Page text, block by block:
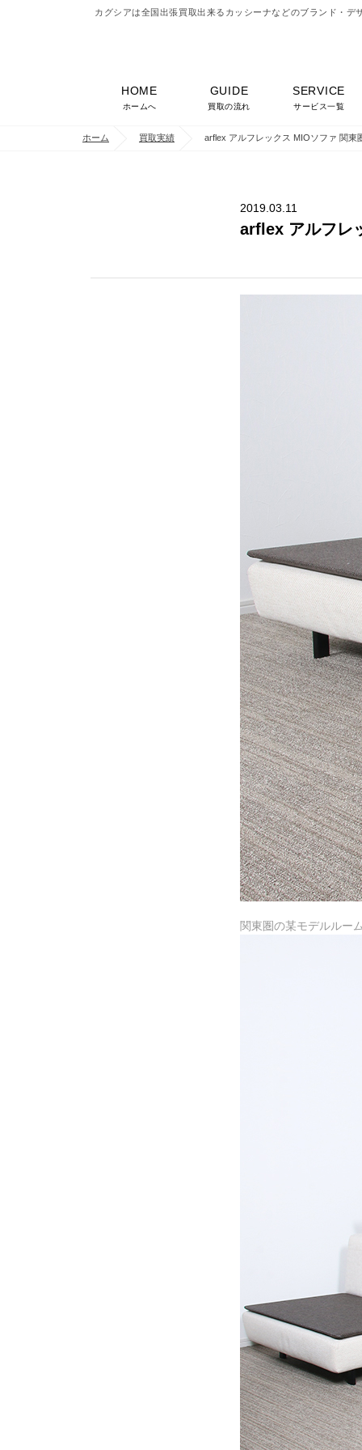
カグシアは全国出張買取出来るカッシーナなどのブランド・デ
HOME
ホームへ
GUIDE
買取の流れ
SERVICE
サービス一覧
ホーム 買取実績 arflex アルフレックス MIOソファ 関
2019.03.11
arflex アルフレ
関東圏の某モデルルー